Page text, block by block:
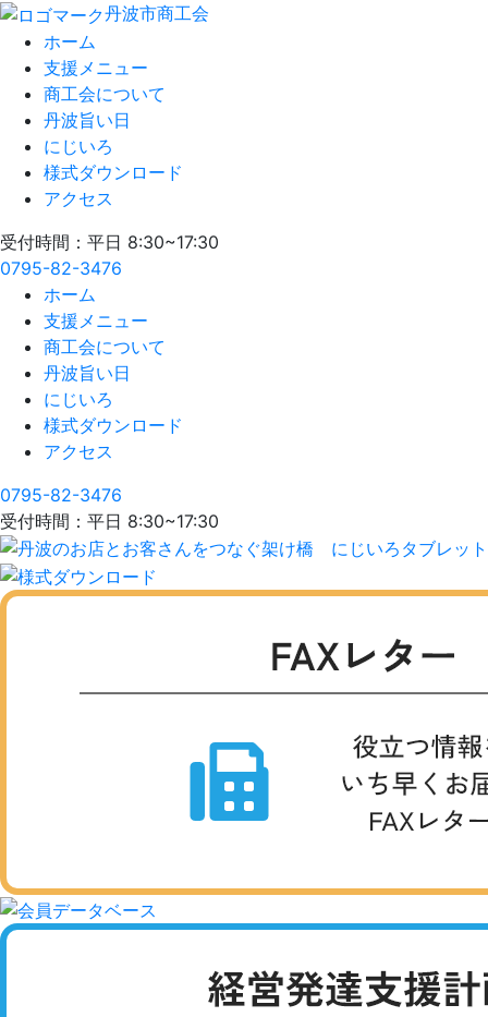
丹波市商工会
ホーム
支援メニュー
商工会について
丹波旨い日
にじいろ
様式ダウンロード
アクセス
受付時間：平日 8:30~17:30
0795-82-3476
ホーム
支援メニュー
商工会について
丹波旨い日
にじいろ
様式ダウンロード
アクセス
0795-82-3476
受付時間：平日 8:30~17:30